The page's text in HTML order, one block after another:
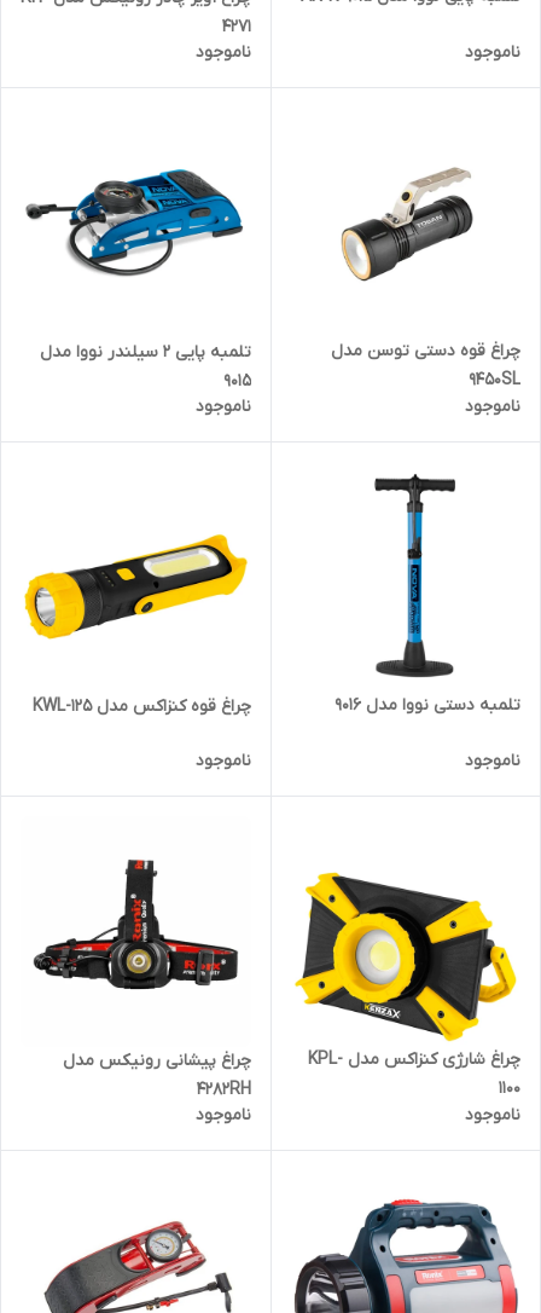
ناموجود
4271
ناموجود
چراغ قوه دستی توسن مدل
9450SL
ناموجود
تلمبه پایی 2 سیلندر نووا مدل
9015
ناموجود
تلمبه دستی نووا مدل 9016
ناموجود
چراغ قوه کنزاکس مدل KWL-125
ناموجود
چراغ شارژی کنزاکس مدل KPL-
1100
ناموجود
چراغ پیشانی رونیکس مدل
4282RH
ناموجود